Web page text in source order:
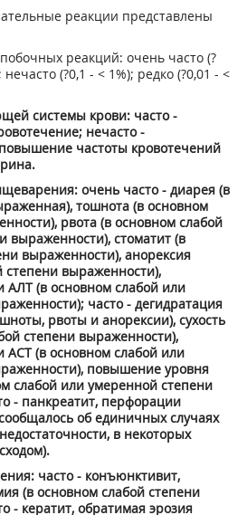
реакции представлены
реакций: очень часто (?
нечасто (?0,1 - < 1%); редко (?0,01 - <
системы крови: часто -
нечасто -
частоты кровотечений
очень часто - диарея (в
тошнота (в основном
рвота (в основном слабой
выраженности), стоматит (в
выраженности), анорексия
выраженности),
АЛТ (в основном слабой или
часто - дегидратация
рвоты и анорексии), сухость
степени выраженности),
(в основном слабой или
повышение уровня
слабой или умеренной степени
- панкреатит, перфорации
об единичных случаях
в некоторых
часто - конъюнктивит,
(в основном слабой степени
- кератит, обратимая эрозия